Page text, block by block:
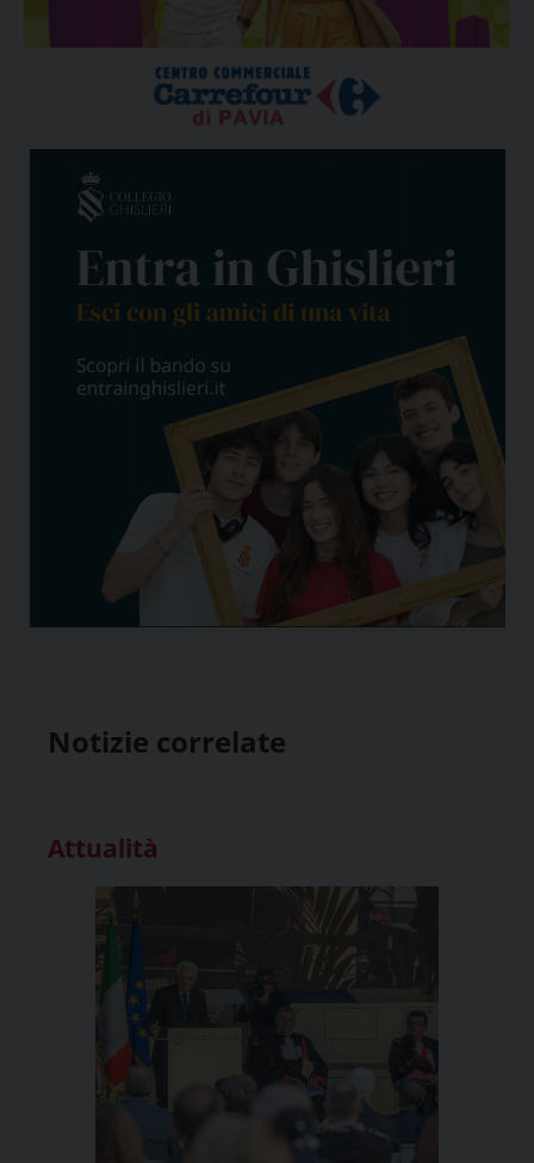
Notizie correlate
Attualità